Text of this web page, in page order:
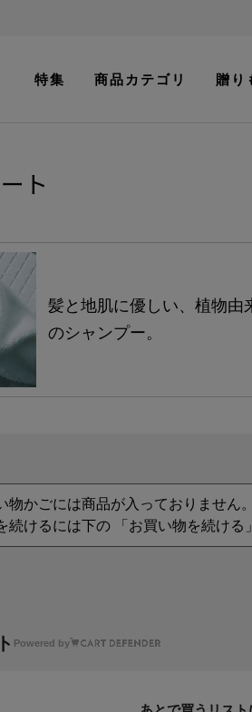
特集 商品カテゴリ 贈り
ト
髪と地肌に優しい、植物由
のシャンプー。
物かごには商品が入っておりません。
続けるには下の 「お買い物を続ける
Powered by